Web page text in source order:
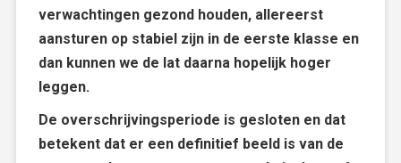
verwachtingen gezond houden, allereerst
aansturen op stabiel zijn in de eerste klasse en
dan kunnen we de lat daarna hopelijk hoger
leggen.
De overschrijvingsperiode is gesloten en dat
betekent dat er een definitief beeld is van de